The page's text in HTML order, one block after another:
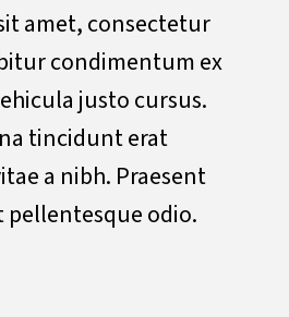
amet, consectetur
condimentum ex
justo cursus.
tincidunt erat
a nibh. Praesent
odio.